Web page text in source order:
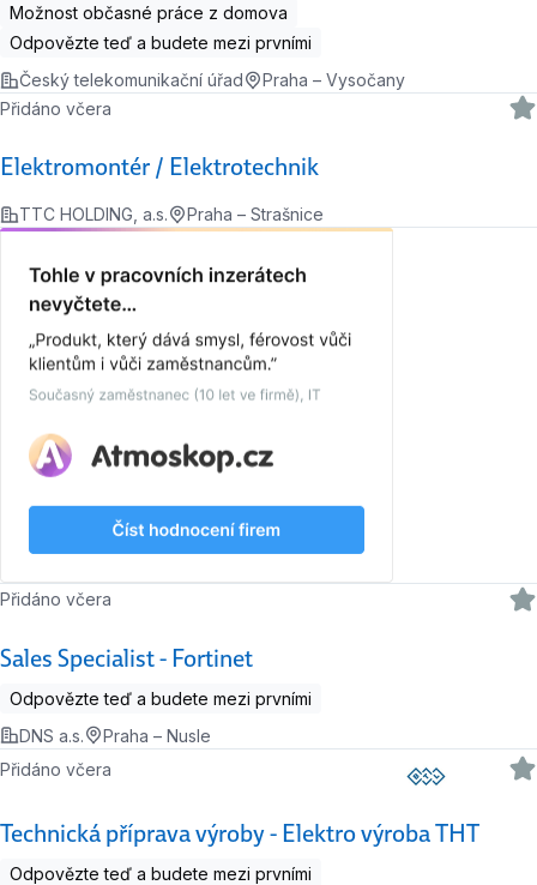
Možnost občasné práce z domova
Odpovězte teď a budete mezi prvními
Český telekomunikační úřad
Praha – Vysočany
Elektromontér / Elektrotechnik
Přidáno včera
TTC HOLDING, a.s. Praha – Strašnice
Sales Specialist - Fortinet
Přidáno včera
Odpovězte teď a budete mezi prvními
DNS a.s.
Praha – Nusle
Technická příprava výroby - Elektro výroba THT
Přidáno včera
Odpovězte teď a budete mezi prvními